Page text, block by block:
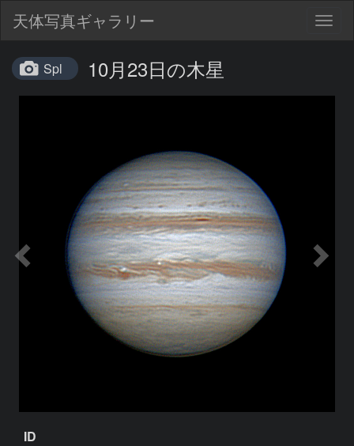
天体写真ギャラリー
Spl 10月23日の木星
ID